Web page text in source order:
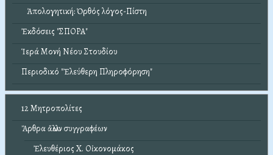
Ἀπολογητική: Ὀρθός λόγος-Πίστη
Ἐκδόσεις "ΣΠΟΡΑ"
Ἱερά Μονή Νέου Στουδίου
Περιοδικό "Ἐλεύθερη Πληροφόρηση"
12 Μητροπολίτες
Ἄρθρα ἄλλων συγγραφέων
Ἐλευθέριος Χ. Οἰκονομάκος